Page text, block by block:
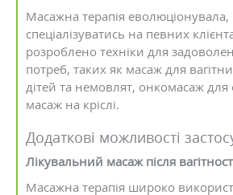
Масажна терапія
спеціалізуватись на певних
розроблено техніки для
потреб, таких як масаж для
дітей та немовлят, онкомасаж
масаж на кріслі.
Додаткові можливості
Лікувальний масаж після
Масажна терапія широко